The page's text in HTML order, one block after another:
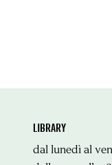
LIBRARY
dal lunedì al